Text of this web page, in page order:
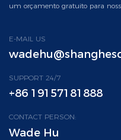
um orçamento gratuito para
E-MAIL US
SUPPORT 24/7
+86 19157181888
CONTACT PERSON:
Wade Hu